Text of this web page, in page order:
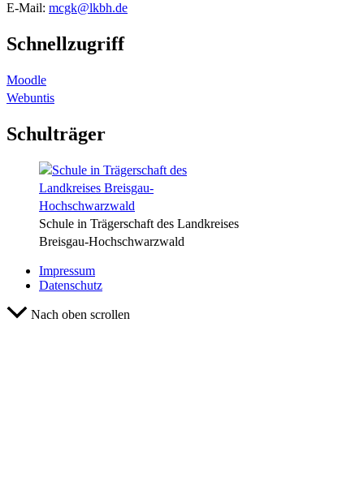
E-Mail: mcgk@lkbh.de
Schnellzugriff
Moodle
Webuntis
Schulträger
Schule in Trägerschaft des Landkreises
Breisgau-Hochschwarzwald
Impressum
Datenschutz
Nach oben scrollen